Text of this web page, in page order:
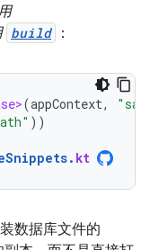
build ：
(appContext,
))
. kt
数据库文件的